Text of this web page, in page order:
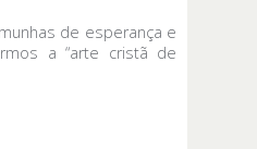
de esperança e
a “arte cristã de